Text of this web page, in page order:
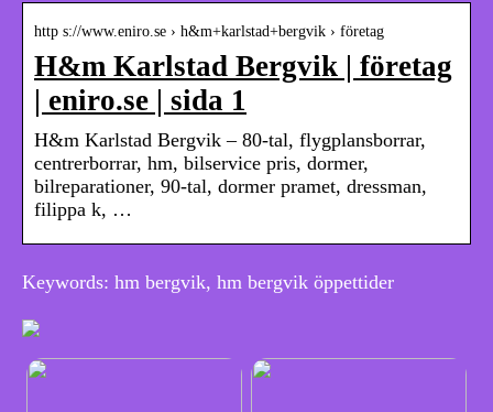
http s://www.eniro.se › h&m+karlstad+bergvik › företag
H&m Karlstad Bergvik | företag
| eniro.se | sida 1
H&m Karlstad Bergvik – 80-tal, flygplansborrar,
centrerborrar, hm, bilservice pris, dormer,
bilreparationer, 90-tal, dormer pramet, dressman,
filippa k, …
Keywords: hm bergvik, hm bergvik öppettider